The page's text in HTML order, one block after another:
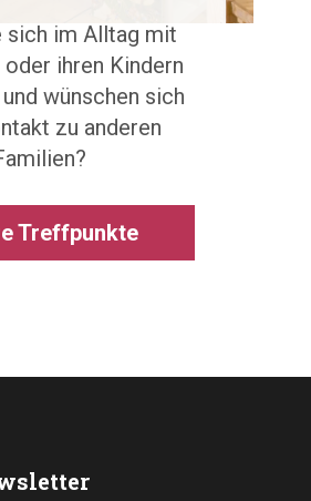
sich im Alltag mit
ihren Kindern
wünschen sich
zu anderen
Treffpunkte